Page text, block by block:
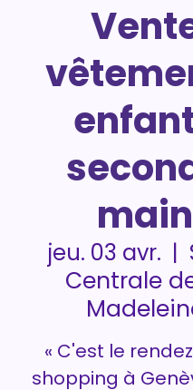
main
jeu. 03 avr.
  |
Centrale
« C'est le
shopping à